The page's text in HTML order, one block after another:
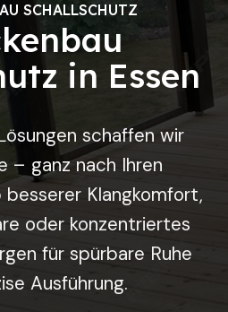
SCHALLSCHUTZ
in Essen
schaffen wir
– ganz nach Ihren
besserer Klangkomfort,
oder konzentriertes
für spürbare Ruhe
Ausführung.